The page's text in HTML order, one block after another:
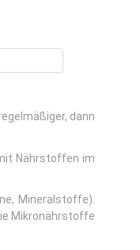
dann
Nährstoffen im
Mineralstoffe).
Mikronährstoffe